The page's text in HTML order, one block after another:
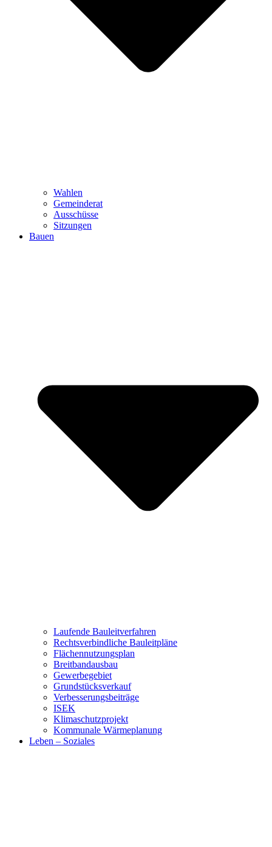
Wahlen
Gemeinderat
Ausschüsse
Sitzungen
Bauen
Laufende Bauleitverfahren
Rechtsverbindliche Bauleitpläne
Flächennutzungsplan
Breitbandausbau
Gewerbegebiet
Grundstücksverkauf
Verbesserungsbeiträge
ISEK
Klimaschutzprojekt
Kommunale Wärmeplanung
Leben – Soziales